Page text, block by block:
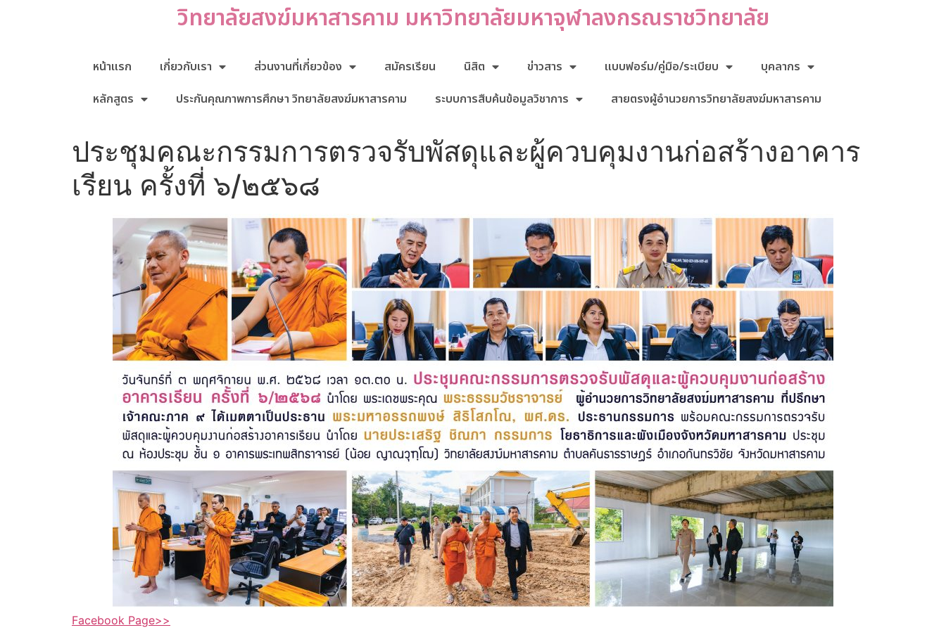
วิทยาลัยสงฆ์มหาสารคาม มหาวิทยาลัยมหาจุฬาลงกรณราชวิทยาลัย
หน้าแรก เกี่ยวกับเรา ส่วนงานที่เกี่ยวข้อง สมัครเรียน นิสิต ข่าวสาร แบบฟอร์ม/คู่มือ/ระเบียบ
บุคลากร
หลักสูตร
ประกันคุณภาพการศึกษา วิทยาลัยสงฆ์มหาสารคาม ระบบการสืบค้นข้อมูลวิชาการ สายตรงผู้อำนวยการวิทยาลัยสงฆ์มหาสารคาม
ประชุมคณะกรรมการตรวจรับพัสดุและผู้ควบคุมงานก่อสร้างอาคาร
เรียน ครั้งที่ ๖/๒๕๖๘
Facebook Page>>